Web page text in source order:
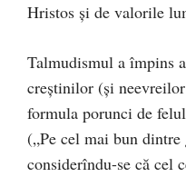
Hristos și de valorile
Talmudismul a împins
creștinilor (și
formula porunci de
(„Pe cel mai bun dintre
considerîndu-se că cel